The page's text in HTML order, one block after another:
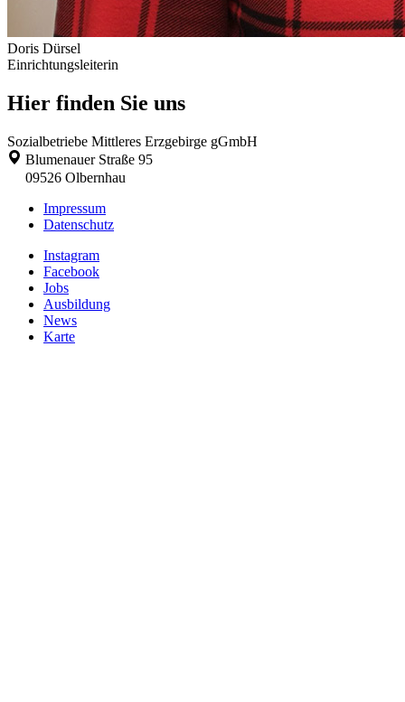
Doris Dürsel
Einrichtungsleiterin
Hier finden Sie uns
Sozialbetriebe Mittleres Erzgebirge gGmbH
Blumenauer Straße 95
09526 Olbernhau
Impressum
Datenschutz
Instagram
Facebook
Jobs
Ausbildung
News
Karte